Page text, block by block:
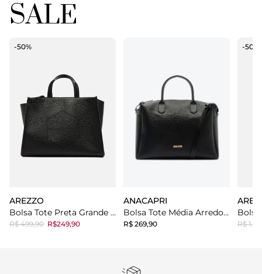
SALE
-50%
AREZZO
Bolsa Tote Preta Grande Logo Perfurado
R$ 499,90 R$249,90
ANACAPRI
Bolsa Tote Média Arredondada Preta
R$ 269,90
-50%
R$